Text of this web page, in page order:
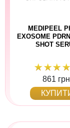
MEDIPEEL
EXOSOME
SHOT
861